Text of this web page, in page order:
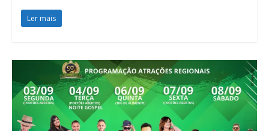
Ler mais